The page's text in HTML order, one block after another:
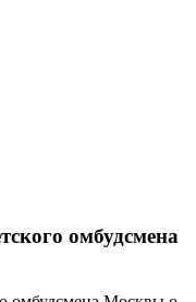
омбудсмена